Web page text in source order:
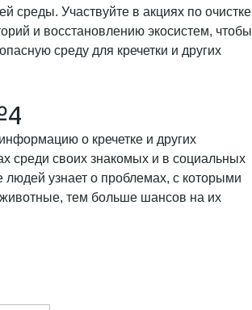
среды. Участвуйте в акциях по очистке
и восстановлению экосистем, чтобы
среду для кречетки и других
о кречетке и других
среди своих знакомых и в социальных
узнает о проблемах, с которыми
животные, тем больше шансов на их